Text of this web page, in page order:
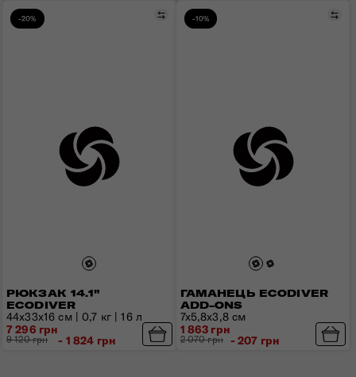
-20%
РЮКЗАК 14.1"
ECODIVER
Порівняти
44x33x16 см | 0,7 кг | 16 л
7 296 грн
9 120 грн - 1 824 грн
-10%
ГАМАНЕЦЬ ECODIVER
ADD-ONS
7x5,8x3,8 см
1 863 грн
2 070 грн - 207 грн